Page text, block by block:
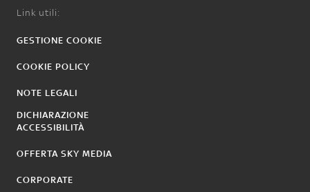
Link utili:
GESTIONE COOKIE
COOKIE POLICY
NOTE LEGALI
DICHIARAZIONE
ACCESSIBILITÀ
OFFERTA SKY MEDIA
CORPORATE